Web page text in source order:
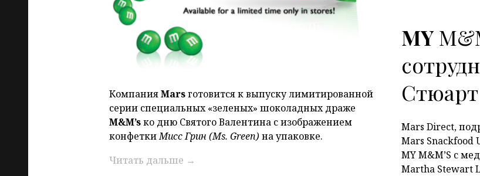
КомпанияMarsготовится к выпуску лимитированной
серии специальных «зеленых» шоколадных драже
M&M’sко дню Святого Валентина с изображением
конфеткиМисс Грин (Ms. Green) на упаковке.
Читать дальше →
MY
Стюарт
Mars Direct,
Mars Snackfood
MY M&M’S с
Martha Stewart